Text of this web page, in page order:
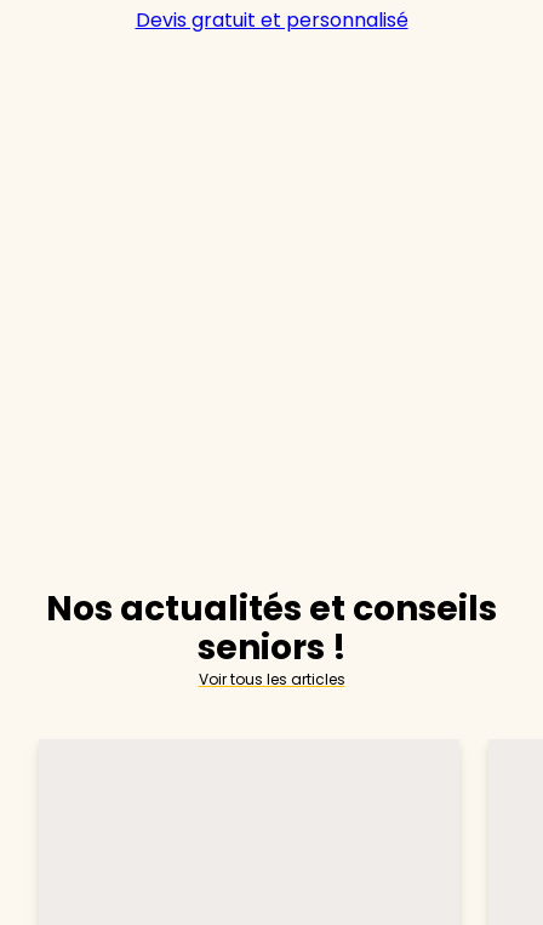
Devis gratuit et personnalisé
Nos actualités et conseils
seniors !
Voir tous les articles